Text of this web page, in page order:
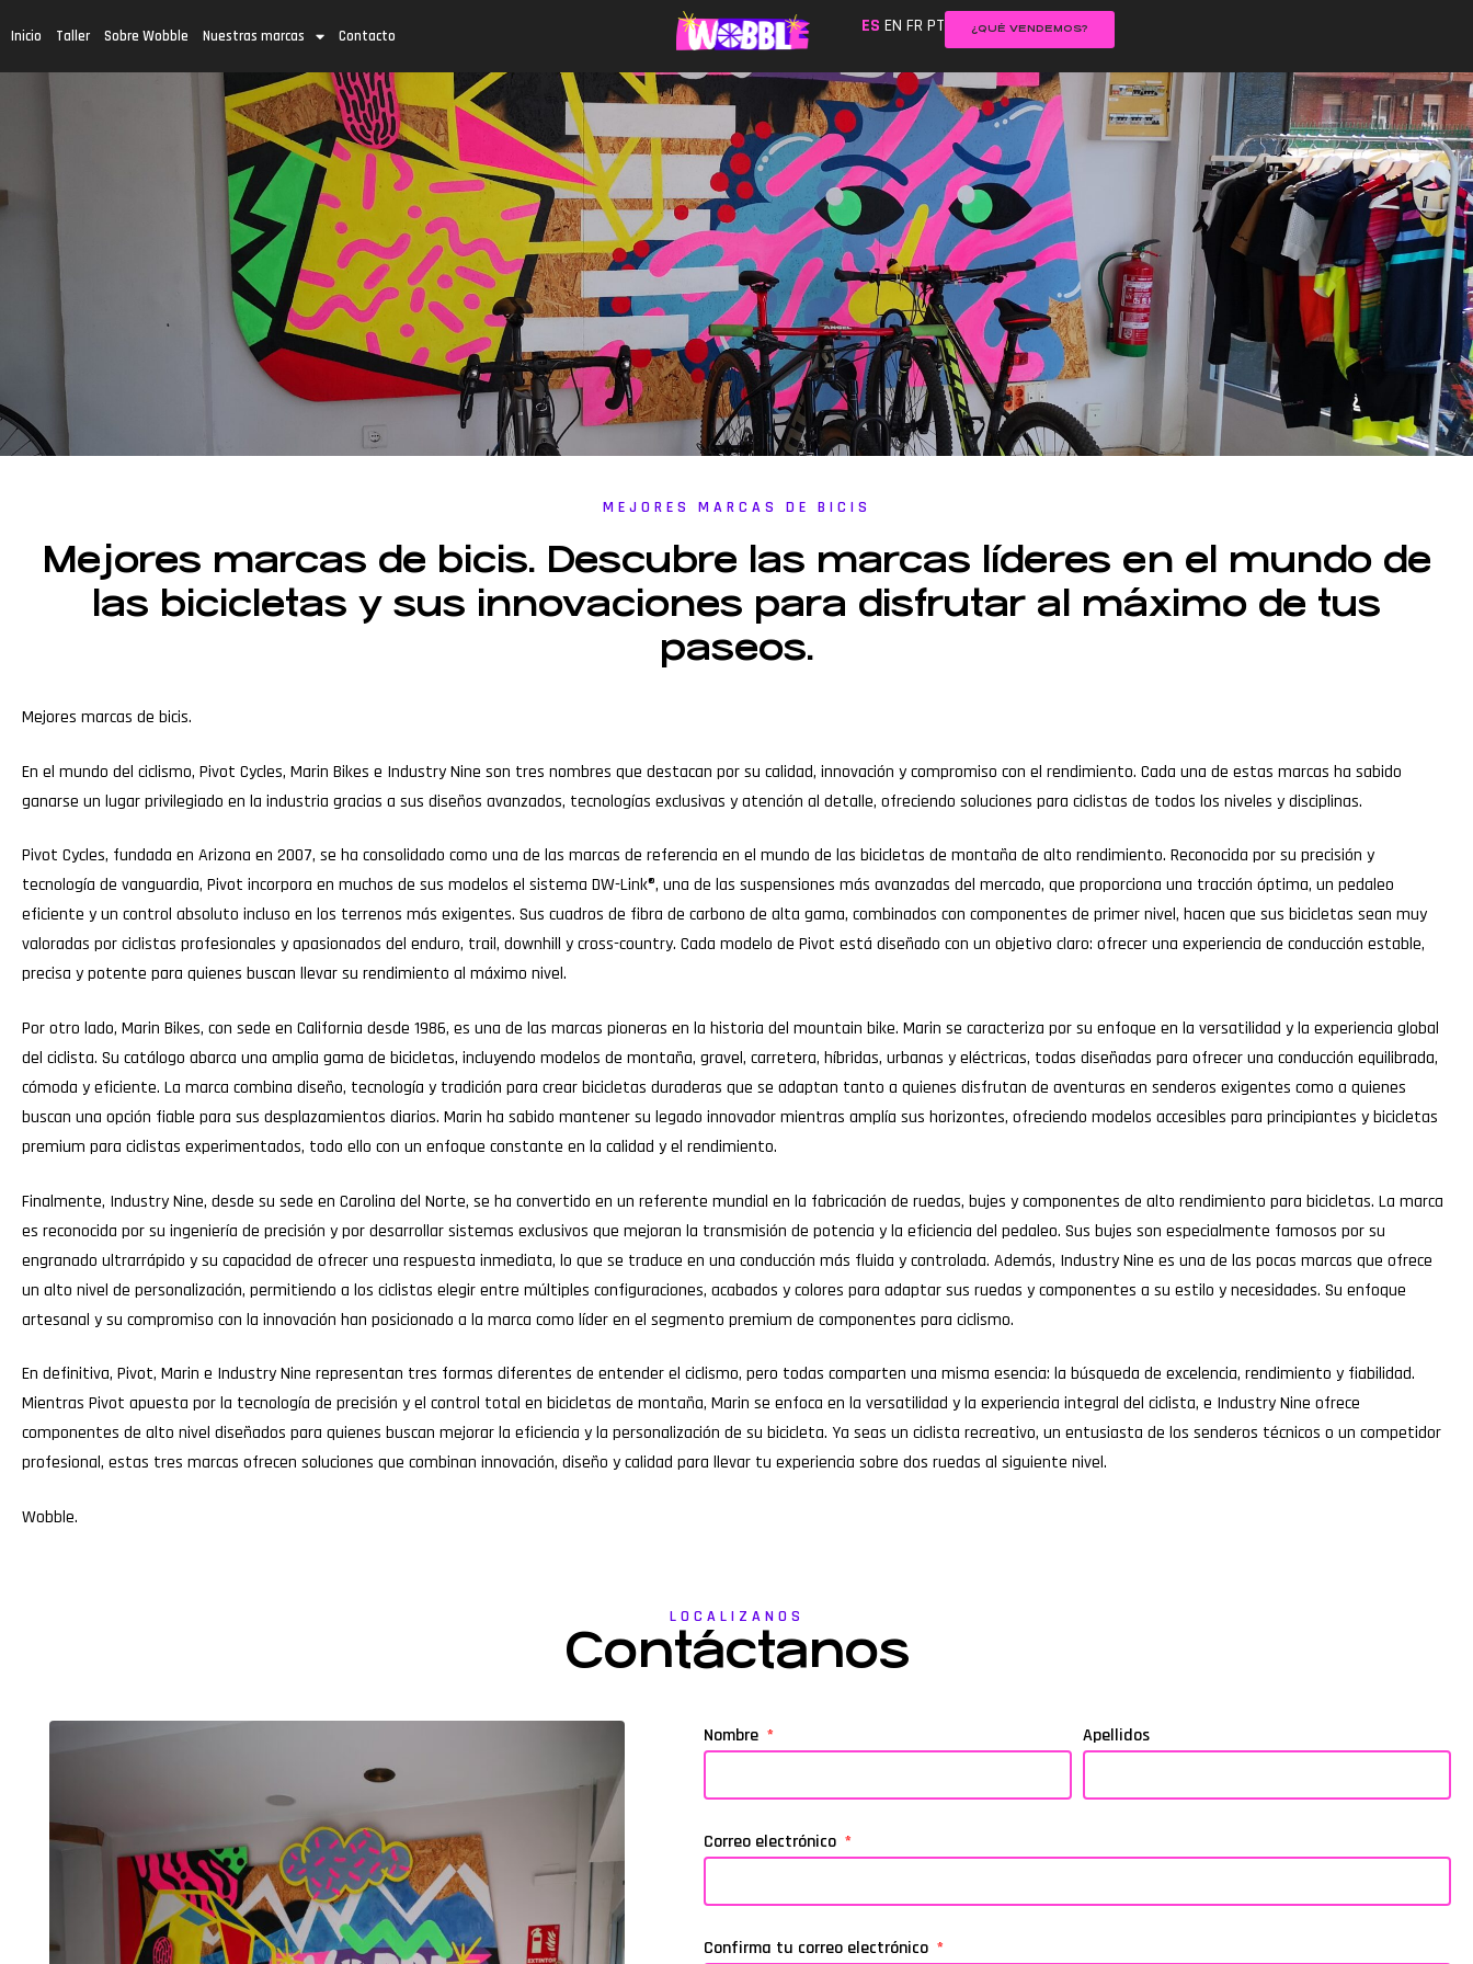
Inicio Taller Sobre Wobble Nuestras marcas Contacto ES EN FR PT ¿QUÉ VENDEMOS?
MEJORES MARCAS DE BICIS
Mejores marcas de bicis. Descubre las marcas líderes en el mundo de
las bicicletas y sus innovaciones para disfrutar al máximo de tus
paseos.
Mejores marcas de bicis.
En el mundo del ciclismo, Pivot Cycles, Marin Bikes e Industry Nine son tres nombres que destacan por su calidad, innovación y compromiso con el rendimiento. Cada una de estas marcas ha sabido
ganarse un lugar privilegiado en la industria gracias a sus diseños avanzados, tecnologías exclusivas y atención al detalle, ofreciendo soluciones para ciclistas de todos los niveles y disciplinas.
Pivot Cycles, fundada en Arizona en 2007, se ha consolidado como una de las marcas de referencia en el mundo de las bicicletas de montaña de alto rendimiento. Reconocida por su precisión y
tecnología de vanguardia, Pivot incorpora en muchos de sus modelos el sistema DW-Link®, una de las suspensiones más avanzadas del mercado, que proporciona una tracción óptima, un pedaleo
eficiente y un control absoluto incluso en los terrenos más exigentes. Sus cuadros de fibra de carbono de alta gama, combinados con componentes de primer nivel, hacen que sus bicicletas sean muy
valoradas por ciclistas profesionales y apasionados del enduro, trail, downhill y cross-country. Cada modelo de Pivot está diseñado con un objetivo claro: ofrecer una experiencia de conducción estable,
precisa y potente para quienes buscan llevar su rendimiento al máximo nivel.
Por otro lado, Marin Bikes, con sede en California desde 1986, es una de las marcas pioneras en la historia del mountain bike. Marin se caracteriza por su enfoque en la versatilidad y la experiencia global
del ciclista. Su catálogo abarca una amplia gama de bicicletas, incluyendo modelos de montaña, gravel, carretera, híbridas, urbanas y eléctricas, todas diseñadas para ofrecer una conducción equilibrada,
cómoda y eficiente. La marca combina diseño, tecnología y tradición para crear bicicletas duraderas que se adaptan tanto a quienes disfrutan de aventuras en senderos exigentes como a quienes
buscan una opción fiable para sus desplazamientos diarios. Marin ha sabido mantener su legado innovador mientras amplía sus horizontes, ofreciendo modelos accesibles para principiantes y bicicletas
premium para ciclistas experimentados, todo ello con un enfoque constante en la calidad y el rendimiento.
Finalmente, Industry Nine, desde su sede en Carolina del Norte, se ha convertido en un referente mundial en la fabricación de ruedas, bujes y componentes de alto rendimiento para bicicletas. La marca
es reconocida por su ingeniería de precisión y por desarrollar sistemas exclusivos que mejoran la transmisión de potencia y la eficiencia del pedaleo. Sus bujes son especialmente famosos por su
engranado ultrarrápido y su capacidad de ofrecer una respuesta inmediata, lo que se traduce en una conducción más fluida y controlada. Además, Industry Nine es una de las pocas marcas que ofrece
un alto nivel de personalización, permitiendo a los ciclistas elegir entre múltiples configuraciones, acabados y colores para adaptar sus ruedas y componentes a su estilo y necesidades. Su enfoque
artesanal y su compromiso con la innovación han posicionado a la marca como líder en el segmento premium de componentes para ciclismo.
En definitiva, Pivot, Marin e Industry Nine representan tres formas diferentes de entender el ciclismo, pero todas comparten una misma esencia: la búsqueda de excelencia, rendimiento y fiabilidad.
Mientras Pivot apuesta por la tecnología de precisión y el control total en bicicletas de montaña, Marin se enfoca en la versatilidad y la experiencia integral del ciclista, e Industry Nine ofrece
componentes de alto nivel diseñados para quienes buscan mejorar la eficiencia y la personalización de su bicicleta. Ya seas un ciclista recreativo, un entusiasta de los senderos técnicos o un competidor
profesional, estas tres marcas ofrecen soluciones que combinan innovación, diseño y calidad para llevar tu experiencia sobre dos ruedas al siguiente nivel.
Wobble.
LOCALIZANOS
Contáctanos
Nombre Apellidos
Correo electrónico
Confirma tu correo electrónico